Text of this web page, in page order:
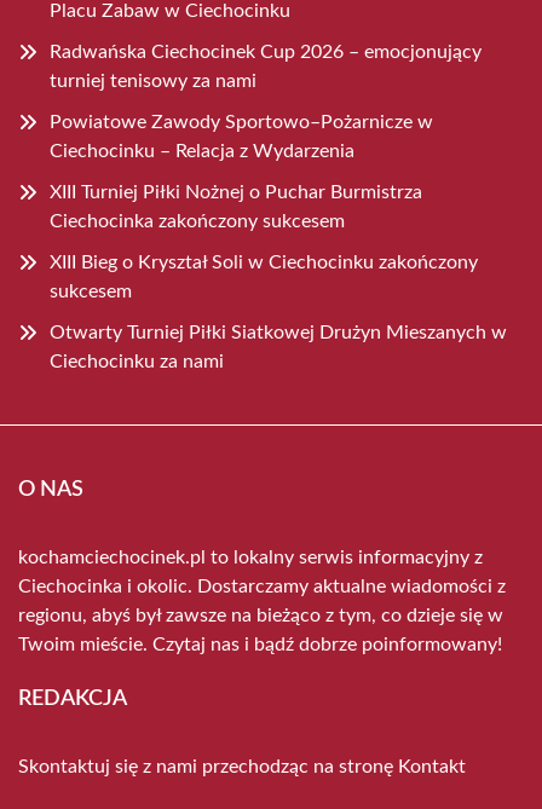
Placu Zabaw w Ciechocinku
Radwańska Ciechocinek Cup 2026 – emocjonujący
turniej tenisowy za nami
Powiatowe Zawody Sportowo–Pożarnicze w
Ciechocinku – Relacja z Wydarzenia
XIII Turniej Piłki Nożnej o Puchar Burmistrza
Ciechocinka zakończony sukcesem
XIII Bieg o Kryształ Soli w Ciechocinku zakończony
sukcesem
Otwarty Turniej Piłki Siatkowej Drużyn Mieszanych w
Ciechocinku za nami
O NAS
kochamciechocinek.pl to lokalny serwis informacyjny z
Ciechocinka i okolic. Dostarczamy aktualne wiadomości z
regionu, abyś był zawsze na bieżąco z tym, co dzieje się w
Twoim mieście. Czytaj nas i bądź dobrze poinformowany!
REDAKCJA
Skontaktuj się z nami przechodząc na stronę Kontakt